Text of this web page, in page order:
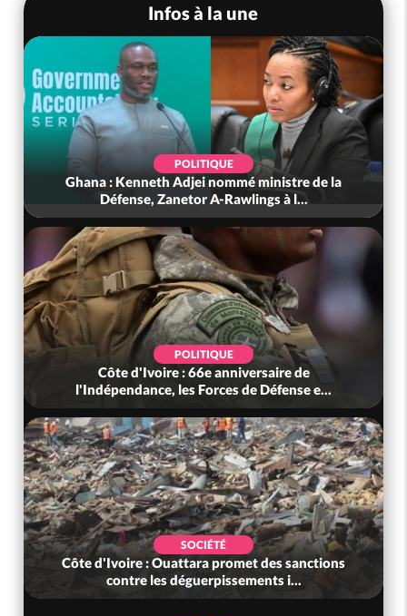
Infos à la une
POLITIQUE
Ghana : Kenneth Adjei nommé ministre de la
Défense, Zanetor A-Rawlings à l...
POLITIQUE
Côte d'Ivoire : 66e anniversaire de
l'Indépendance, les Forces de Défense e...
SOCIÉTÉ
Côte d'Ivoire : Ouattara promet des sanctions
contre les déguerpissements i...